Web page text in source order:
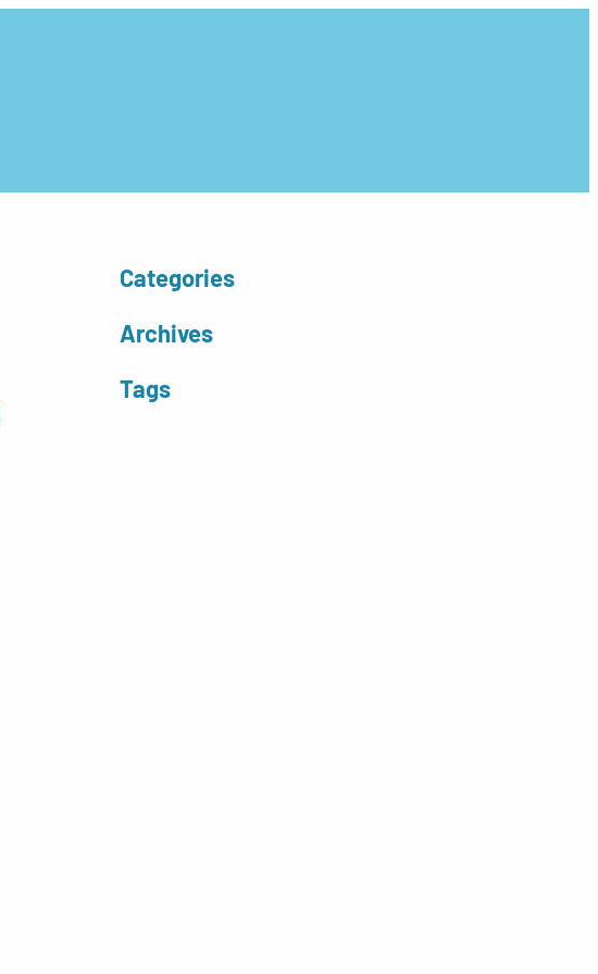
Categories
Archives
Tags